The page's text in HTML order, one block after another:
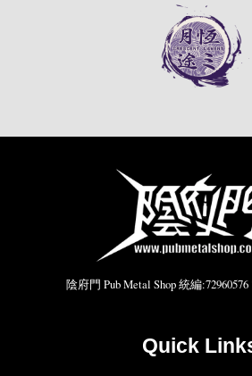
陰府門 Pub Metal Shop 統編:72960576
Quick